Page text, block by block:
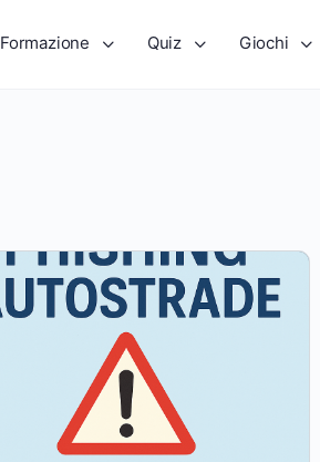
Formazione Quiz Giochi